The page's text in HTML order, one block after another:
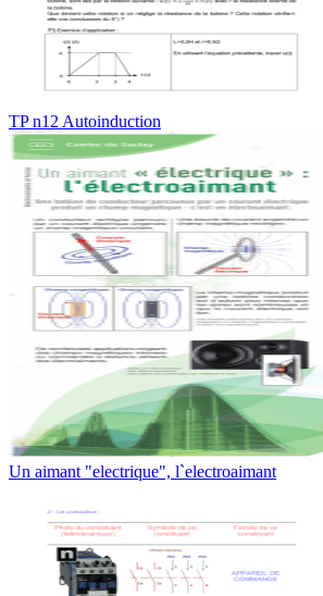
TP n12 Autoinduction
Un aimant "electrique", l`electroaimant